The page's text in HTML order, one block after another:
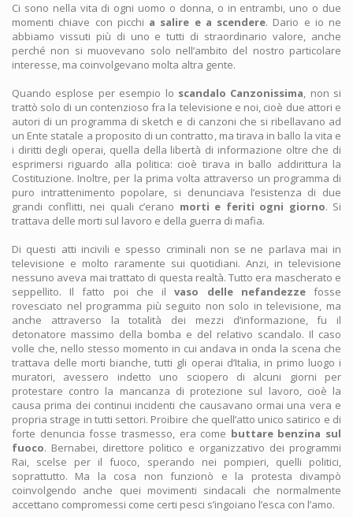
Ci sono nella vita di ogni uomo o donna, o in entrambi, uno o due
momenti chiave con picchi a salire e a scendere. Dario e io ne
abbiamo vissuti più di uno e tutti di straordinario valore, anche
perché non si muovevano solo nell’ambito del nostro particolare
interesse, ma coinvolgevano molta altra gente.
Quando esplose per esempio lo scandalo Canzonissima, non si
trattò solo di un contenzioso fra la televisione e noi, cioè due attori e
autori di un programma di sketch e di canzoni che si ribellavano ad
un Ente statale a proposito di un contratto, ma tirava in ballo la vita e
i diritti degli operai, quella della libertà di informazione oltre che di
esprimersi riguardo alla politica: cioè tirava in ballo addirittura la
Costituzione. Inoltre, per la prima volta attraverso un programma di
puro intrattenimento popolare, si denunciava l’esistenza di due
grandi conflitti, nei quali c’erano morti e feriti ogni giorno. Si
trattava delle morti sul lavoro e della guerra di mafia.
Di questi atti incivili e spesso criminali non se ne parlava mai in
televisione e molto raramente sui quotidiani. Anzi, in televisione
nessuno aveva mai trattato di questa realtà. Tutto era mascherato e
seppellito. Il fatto poi che ilvaso delle nefandezzefosse
rovesciato nel programma più seguito non solo in televisione, ma
anche attraverso la totalità dei mezzi d’informazione, fu il
detonatore massimo della bomba e del relativo scandalo. Il caso
volle che, nello stesso momento in cui andava in onda la scena che
trattava delle morti bianche, tutti gli operai d’Italia, in primo luogo i
muratori, avessero indetto uno sciopero di alcuni giorni per
protestare contro la mancanza di protezione sul lavoro, cioè la
causa prima dei continui incidenti che causavano ormai una vera e
propria strage in tutti settori. Proibire che quell’atto unico satirico e di
forte denuncia fosse trasmesso, era come buttare benzina sul
fuoco. Bernabei, direttore politico e organizzativo dei programmi
Rai, scelse per il fuoco, sperando nei pompieri, quelli politici,
soprattutto. Ma la cosa non funzionò e la protesta divampò
coinvolgendo anche quei movimenti sindacali che normalmente
accettano compromessi come certi pesci s’ingoiano l’esca con l’amo.